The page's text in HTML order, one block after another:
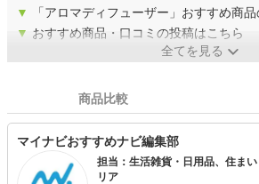
▼
「アロマディフューザー」おすすめ商
▼ おすすめ商品・口コミの投稿はこちら
全てを見る
商品比較
マイナビおすすめナビ編集部
担当：生活雑貨・日用品、住ま
リア